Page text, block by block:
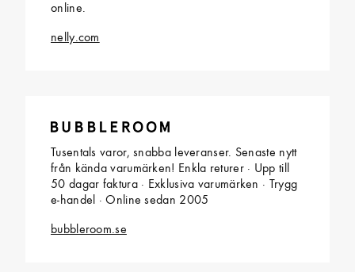
online.
nelly.com
Tusentals varor, snabba leveranser. Senaste nytt
från kända varumärken! Enkla returer · Upp till
50 dagar faktura · Exklusiva varumärken · Trygg
e-handel · Online sedan 2005
bubbleroom.se